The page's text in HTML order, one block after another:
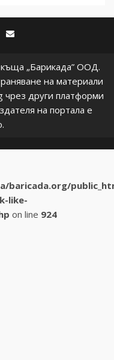
„Барикада” ООД.
на материали
чрез други платформи
на портала е
baricada.org/
like-
on line 924